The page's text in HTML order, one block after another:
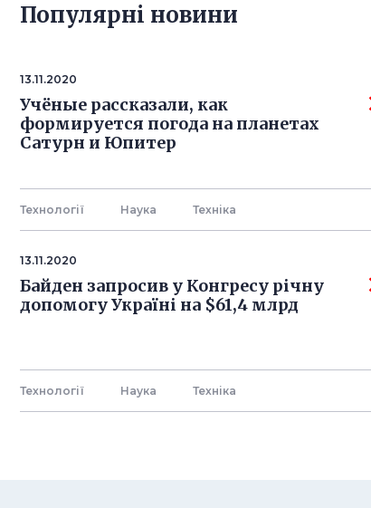
Популярнi новини
13.11.2020
Учёные рассказали, как
формируется погода на планетах
Сатурн и Юпитер
Технології Наука Технiка
13.11.2020
Байден запросив у Конгресу річну
допомогу Україні на $61,4 млрд
Технології Наука Технiка